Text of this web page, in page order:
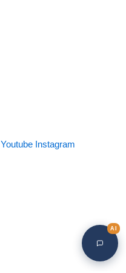
Youtube Instagram
AI